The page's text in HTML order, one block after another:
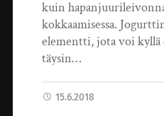
kuin
kokkaamisessa.
elementti, jota voi
täysin…
15.6.2018